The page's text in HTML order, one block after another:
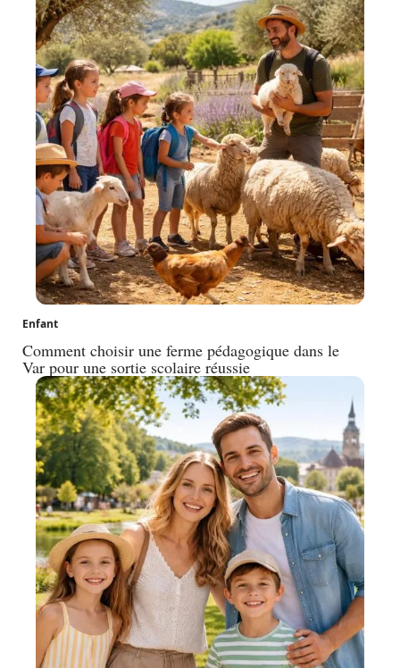
Enfant
Comment choisir une ferme pédagogique dans le
Var pour une sortie scolaire réussie